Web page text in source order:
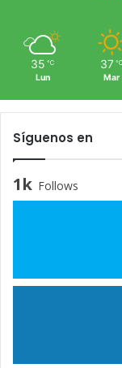
35 ℃
Lun
37 ℃
Mar
Síguenos en
1k Follows